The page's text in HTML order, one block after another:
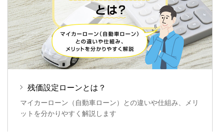
い。
ローン金利について、くわしくはこちら
社会・市場情勢に応じ金利は見直しになる可能性が
あります。
繰上返済（一部返済・一括返済）をインターネット
でご返済の場合は手数料無料です。窓口でのお手続
きでは手数料5,500円（消費税込）が必要です。
残価設定ローンとは？
マイカーローン（自動車ローン）との違いや仕組み、メリ
ットを分かりやすく解説します